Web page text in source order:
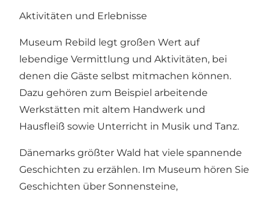
Aktivitäten und Erlebnisse
Museum Rebild legt großen Wert auf
lebendige Vermittlung und Aktivitäten, bei
denen die Gäste selbst mitmachen können.
Dazu gehören zum Beispiel arbeitende
Werkstätten mit altem Handwerk und
Hausfleiß sowie Unterricht in Musik und Tanz.
Dänemarks größter Wald hat viele spannende
Geschichten zu erzählen. Im Museum hören Sie
Geschichten über Sonnensteine,